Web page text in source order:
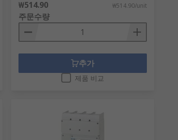
₩514.90 ₩514.90/unit
주문수량
추가
제품 비교